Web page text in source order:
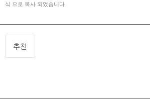
식 으로 복사 되었습니다
추천